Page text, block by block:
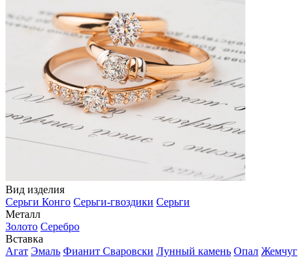
Вид изделия
Серьги Конго Серьги-гвоздики Серьги
Металл
Золото Серебро
Вставка
Агат Эмаль Фианит Сваровски Лунный камень Опал Жемчуг